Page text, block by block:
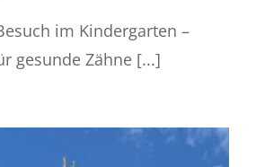
im Kindergarten –
gesunde Zähne [...]